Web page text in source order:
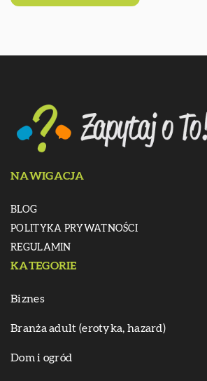
NAWIGACJA
BLOG
POLITYKA PRYWATNOŚCI
REGULAMIN
KATEGORIE
Biznes
Branża adult (erotyka, hazard)
Dom i ogród